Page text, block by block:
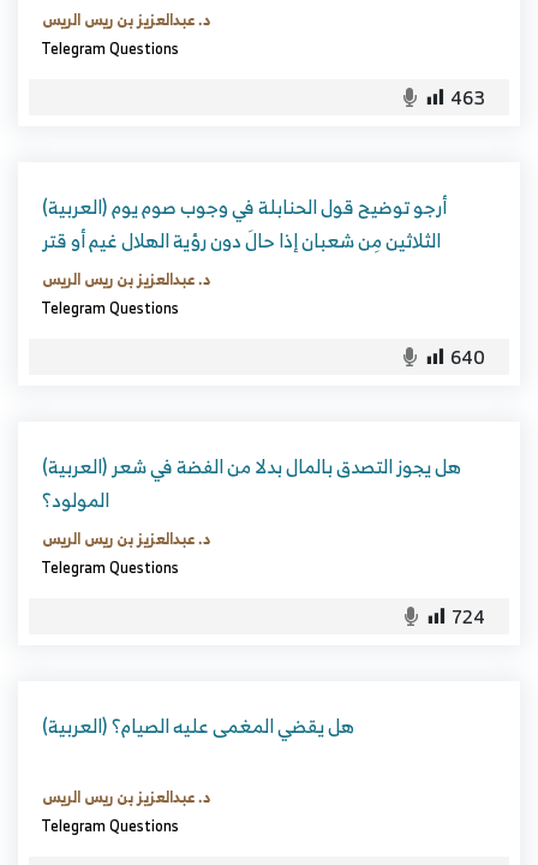
د. عبدالعزيز بن ريس الريس
Telegram Questions
463
(العربية) أرجو توضيح قول الحنابلة في وجوب صوم يوم
الثلاثين مِن شعبان إذا حالَ دون رؤية الهلال غيم أو قتر
د. عبدالعزيز بن ريس الريس
Telegram Questions
640
(العربية) هل يجوز التصدق بالمال بدلا من الفضة في شعر
المولود؟
د. عبدالعزيز بن ريس الريس
Telegram Questions
724
(العربية) هل يقضي المغمى عليه الصيام؟
د. عبدالعزيز بن ريس الريس
Telegram Questions